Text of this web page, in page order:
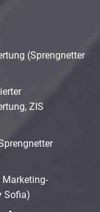
(Sprengnetter
ZIS
Marketing-
Sofia)